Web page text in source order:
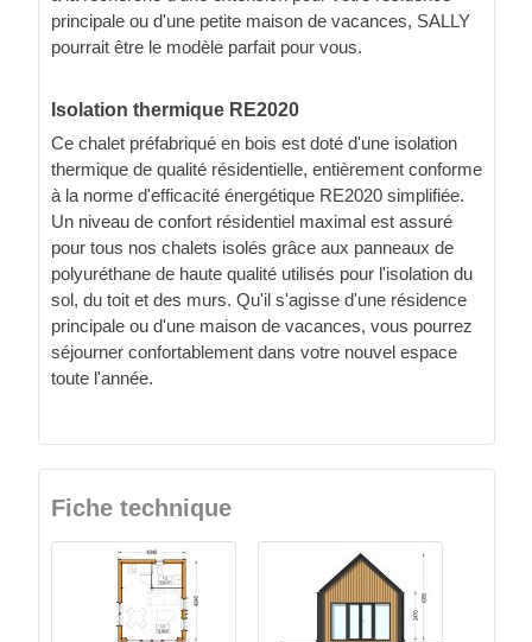
principale ou d'une petite maison de vacances, SALLY
pourrait être le modèle parfait pour vous.
Isolation thermique RE2020
Ce chalet préfabriqué en bois est doté d'une isolation
thermique de qualité résidentielle, entièrement conforme
à la norme d'efficacité énergétique RE2020 simplifiée.
Un niveau de confort résidentiel maximal est assuré
pour tous nos chalets isolés grâce aux panneaux de
polyuréthane de haute qualité utilisés pour l'isolation du
sol, du toit et des murs. Qu'il s'agisse d'une résidence
principale ou d'une maison de vacances, vous pourrez
séjourner confortablement dans votre nouvel espace
toute l'année.
Fiche technique